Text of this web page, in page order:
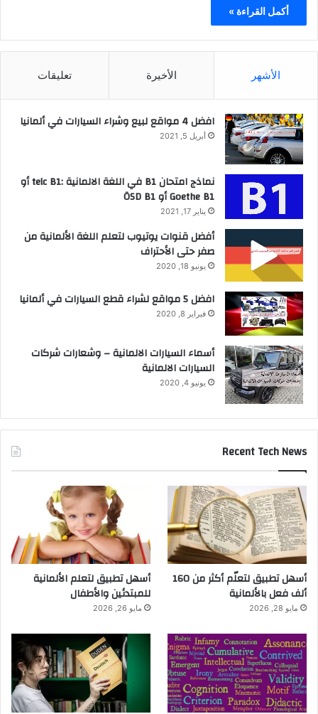
أكمل القراءة »
الأشهر الأخيرة تعليقات
افضل 4 مواقع لبيع وشراء السيارات في ألمانيا
أبريل 5, 2021
نماذج امتحان B1 في اللغة الالمانية :telc B1 أو
Goethe B1 أو ÖSD B1
يناير 17, 2021
أفضل قنوات يوتيوب لتعلم اللغة الألمانية من
صفر حتى الأحتراف
يونيو 18, 2020
افضل 5 مواقع لشراء قطع السيارات في ألمانيا
فبراير 8, 2020
أسماء السيارات الالمانية – وشعارات شركات
السيارات الالمانية
يونيو 4, 2020
Recent Tech News
أسهل تطبيق لتعلّم أكثر من 160
ألف فعل بالألمانية
مايو 28, 2026
أسهل تطبيق لتعلم الألمانية
للمبتدئين والأطفال
مايو 26, 2026